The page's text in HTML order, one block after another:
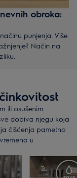
obroka:
punjenja. Više
Način na
pražnjenje.
posuđe.
da pribor
dijelu
– košaru
ih gdje god ima
ili osušenim
dobiva njegu koja
čišćenja pametno
u